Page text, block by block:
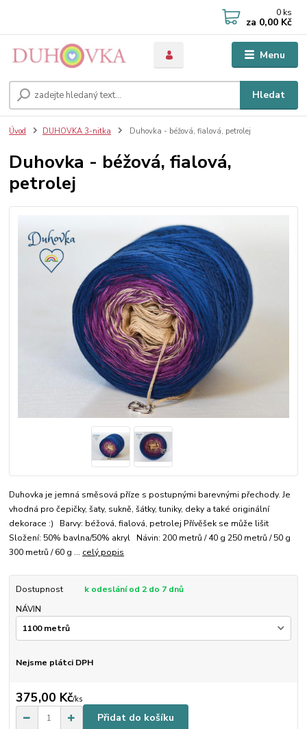
Menu
Hledat
0 ks
za 0,00 Kč
Úvod DUHOVKA 3-nitka Duhovka - béžová, fialová, petrolej
Duhovka - béžová, fialová,
petrolej
Duhovka je jemná směsová příze s postupnými barevnými přechody. Je
vhodná pro čepičky, šaty, sukně, šátky, tuniky, deky a také originální
dekorace :) Barvy: béžová, fialová, petrolej Přívěšek se může lišit
Složení: 50% bavlna/50% akryl Návin: 200 metrů / 40 g 250 metrů / 50 g
300 metrů / 60 g ... celý popis
Dostupnost
k odeslání od 2 do 7 dnů
NÁVIN
Nejsme plátci DPH
375,00 Kč/ks
Přidat do košíku